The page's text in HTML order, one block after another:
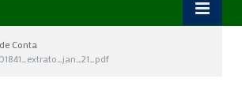
Conta